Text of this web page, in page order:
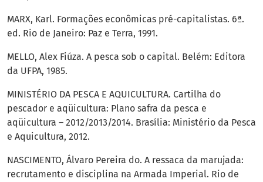
MARX, Karl. Formações econômicas pré-capitalistas. 6ª.
ed. Rio de Janeiro: Paz e Terra, 1991.
MELLO, Alex Fiúza. A pesca sob o capital. Belém: Editora
da UFPA, 1985.
MINISTÉRIO DA PESCA E AQUICULTURA. Cartilha do
pescador e aqüicultura: Plano safra da pesca e
aqüicultura – 2012/2013/2014. Brasília: Ministério da Pesca
e Aquicultura, 2012.
NASCIMENTO, Álvaro Pereira do. A ressaca da marujada:
recrutamento e disciplina na Armada Imperial. Rio de